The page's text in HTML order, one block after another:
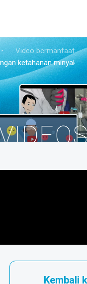
・
Video bermanfaat
ketahanan minyak
Kembali